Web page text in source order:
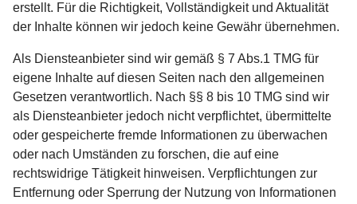
erstellt. Für die Richtigkeit, Vollständigkeit und Aktualität
der Inhalte können wir jedoch keine Gewähr übernehmen.
Als Diensteanbieter sind wir gemäß § 7 Abs.1 TMG für
eigene Inhalte auf diesen Seiten nach den allgemeinen
Gesetzen verantwortlich. Nach §§ 8 bis 10 TMG sind wir
als Diensteanbieter jedoch nicht verpflichtet, übermittelte
oder gespeicherte fremde Informationen zu überwachen
oder nach Umständen zu forschen, die auf eine
rechtswidrige Tätigkeit hinweisen. Verpflichtungen zur
Entfernung oder Sperrung der Nutzung von Informationen